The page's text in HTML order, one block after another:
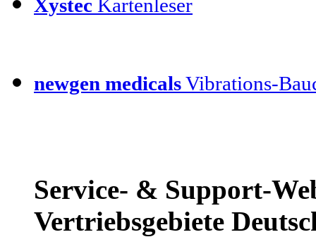
Xystec Kartenleser
newgen medicalsVibrations-
Service- & Support-
Vertriebsgebiete